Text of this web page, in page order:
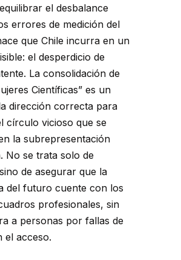
el desbalance
errores de medición del
que Chile incurra en un
el desperdicio de
La consolidación de
Científicas” es un
dirección correcta para
círculo vicioso que se
la subrepresentación
No se trata solo de
de asegurar que la
del futuro cuente con los
profesionales, sin
a personas por fallas de
el acceso.